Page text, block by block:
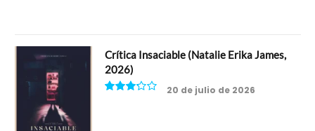
Crítica Insaciable (Natalie Erika James,
2026)
20 de julio de 2026